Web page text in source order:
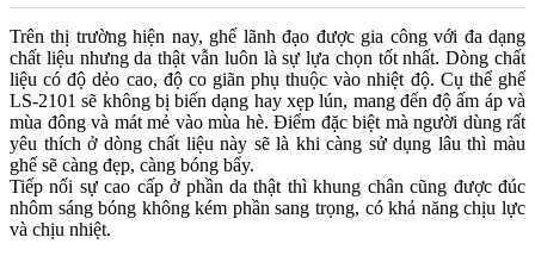
Trên thị trường hiện nay, ghế lãnh đạo được gia công với đa dạng
chất liệu nhưng da thật vẫn luôn là sự lựa chọn tốt nhất. Dòng chất
liệu có độ dẻo cao, độ co giãn phụ thuộc vào nhiệt độ. Cụ thể ghế
LS-2101 sẽ không bị biến dạng hay xẹp lún, mang đến độ ấm áp và
mùa đông và mát mẻ vào mùa hè. Điểm đặc biệt mà người dùng rất
yêu thích ở dòng chất liệu này sẽ là khi càng sử dụng lâu thì màu
ghế sẽ càng đẹp, càng bóng bẩy.
Tiếp nối sự cao cấp ở phần da thật thì khung chân cũng được đúc
nhôm sáng bóng không kém phần sang trọng, có khả năng chịu lực
và chịu nhiệt.